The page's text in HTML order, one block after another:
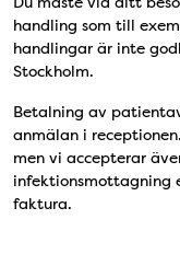
handling som till
handlingar är inte
Stockholm.
Betalning av
anmälan i
men vi accepterar
infektionsmottagning
faktura.